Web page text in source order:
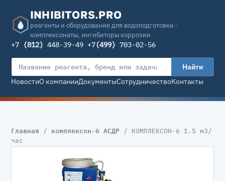
INHIBITORS.PRO
реагенты и оборудование для водоподготовки ·
комплексонаты, ингибиторы коррозии
+7 (812) 448-39-49 +7(499) 703-02-56
Найти
НовостиО компанииДокументыСотрудничествоКонтакты
Главная / комплексон-6 АСДР / КОМПЛЕКСОН-6 1.5 м3/
час